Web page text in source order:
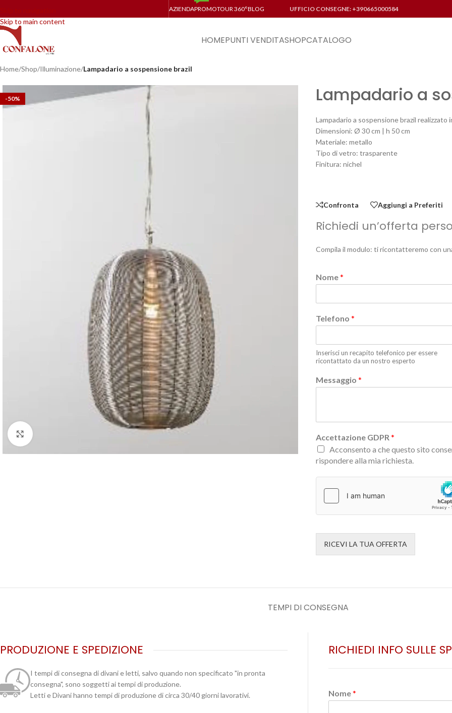
Skip to main content
AZIENDAPROMOTOUR 360°BLOG UFFICIO CONSEGNE: +390665000584
HOMEPUNTI VENDITASHOPCATALOGO
Home/Shop/Illuminazione/Lampadario a sospensione brazil
-50% Lampadario a
Lampadario a sospensione brazil realizzato
Dimensioni: Ø 30 cm | h 50 cm
Materiale: metallo
Tipo di vetro: trasparente
Finitura: nichel
Confronta Aggiungi a Preferiti
Richiedi un’offerta
Compila il modulo: ti ricontatteremo con
Nome*
Telefono *
Inserisci un recapito telefonico per essere
ricontattato da un nostro esperto
Messaggio *
Accettazione GDPR *
Acconsento a che questo sito
rispondere alla mia richiesta.
RICEVI LA TUA OFFERTA
TEMPI DI CONSEGNA
PRODUZIONE E SPEDIZIONE
I tempi di consegna di divani e letti, salvo quando non specificato "in pronta
consegna", sono soggetti ai tempi di produzione.
Letti e Divani hanno tempi di produzione di circa 30/40 giorni lavorativi.
RICHIEDI INFO SULLE
Nome*